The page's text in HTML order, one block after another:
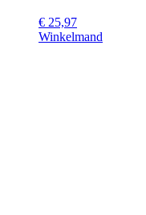
€ 25,97
Winkelmand